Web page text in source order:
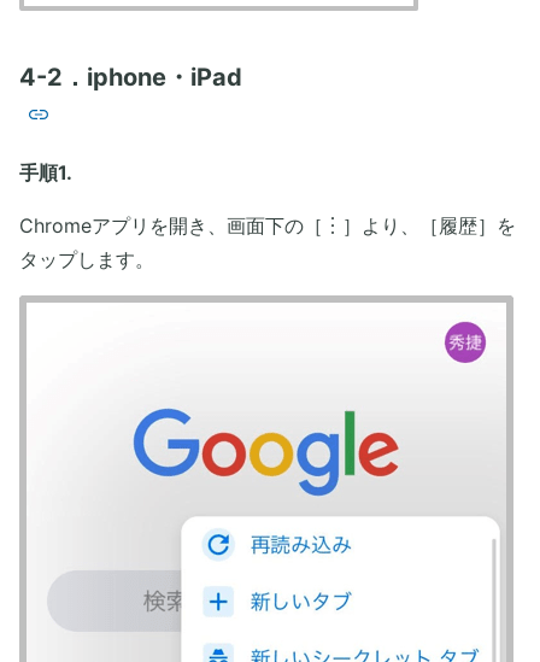
4-2．iphone・iPad
手順1.
Chromeアプリを開き、画面下の［︙］より、［履歴］を
タップします。